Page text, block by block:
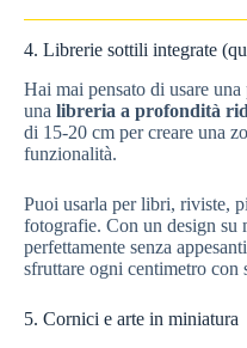
4. Librerie sottili integrate
Hai mai pensato di usare
una libreria a profondità
di 15-20 cm per creare una
funzionalità.
Puoi usarla per libri, riviste,
fotografie. Con un design su
perfettamente senza
sfruttare ogni centimetro con
5. Cornici e arte in miniatura